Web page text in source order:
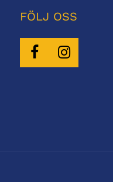
FÖLJ OSS